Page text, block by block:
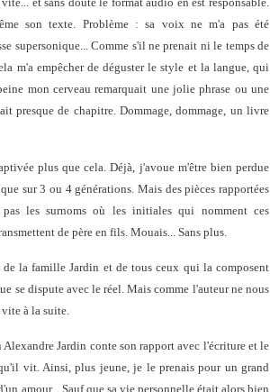
son texte. Problème : sa voix ne m'a pas été
supersonique... Comme s'il ne prenait ni le temps de
m'a empêcher de déguster le style et la langue, qui
mon cerveau remarquait une jolie phrase ou une
presque de chapitre. Dommage, dommage, un livre
plus que cela. Déjà, j'avoue m'être bien perdue
sur 3 ou 4 générations. Mais des pièces rapportées
les surnoms où les initiales qui nomment ces
de père en fils. Mouais... Sans plus.
de la famille Jardin et de tous ceux qui la composent
se dispute avec le réel. Mais comme l'auteur ne nous
vite à la suite.
Alexandre Jardin conte son rapport avec l'écriture et le
vit. Ainsi, plus jeune, je le prenais pour un grand
amour... Sauf que sa vie personnelle était alors bien